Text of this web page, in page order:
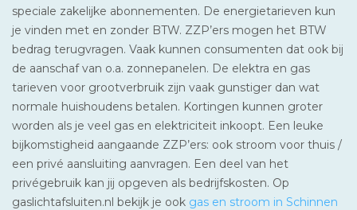
speciale zakelijke abonnementen. De energietarieven kun
je vinden met en zonder BTW. ZZP’ers mogen het BTW
bedrag terugvragen. Vaak kunnen consumenten dat ook bij
de aanschaf van o.a. zonnepanelen. De elektra en gas
tarieven voor grootverbruik zijn vaak gunstiger dan wat
normale huishoudens betalen. Kortingen kunnen groter
worden als je veel gas en elektriciteit inkoopt. Een leuke
bijkomstigheid aangaande ZZP’ers: ook stroom voor thuis /
een privé aansluiting aanvragen. Een deel van het
privégebruik kan jij opgeven als bedrijfskosten. Op
gaslichtafsluiten.nl bekijk je ook gas en stroom in Schinnen